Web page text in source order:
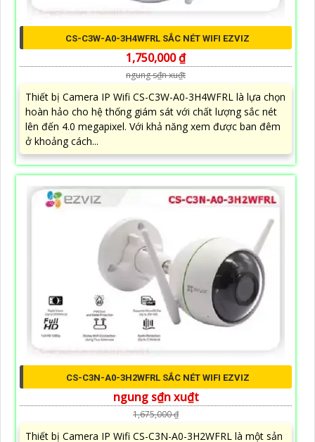
CS-C3W-A0-3H4WFRL SẮC NÉT WIFI EZVIZ
1,750,000 ₫
ngung s₫n xu₫t
Thiết bị Camera IP Wifi CS-C3W-A0-3H4WFRL là lựa chọn
hoàn hảo cho hệ thống giám sát với chất lượng sắc nét
lên đến 4.0 megapixel. Với khả năng xem được ban đêm
ở khoảng cách...
CS-C3N-A0-3H2WFRL SẮC NÉT WIFI EZVIZ
ngung s₫n xu₫t
1,675,000 ₫
Thiết bị Camera IP Wifi CS-C3N-A0-3H2WFRL là một sản